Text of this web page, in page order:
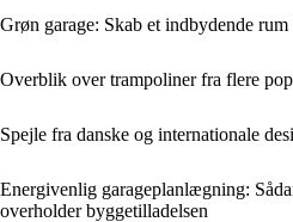
Grøn garage: Skab et indbydende
Overblik over trampoliner fra flere
Spejle fra danske og internationale
Energivenlig garageplanlægning:
overholder byggetilladelsen